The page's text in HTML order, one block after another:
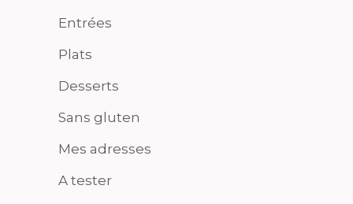
Entrées
Plats
Desserts
Sans gluten
Mes adresses
A tester